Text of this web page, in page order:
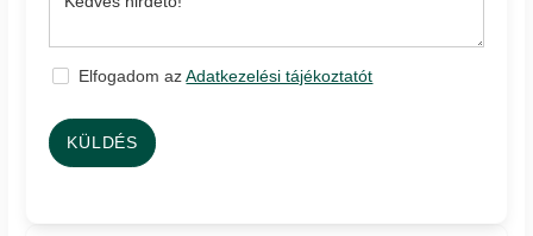
Elfogadom azAdatkezelési tájékoztatót
KÜLDÉS